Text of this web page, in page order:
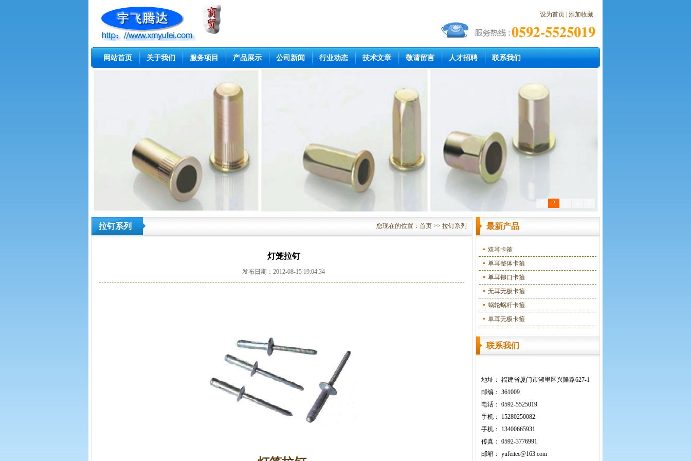
设为首页 添加收藏
网站首页 关于我们 服务项目 产品展示 公司新闻 行业动态 技术文章 敬请留言 人才招聘 联系我们
2
拉钉系列 您现在的位置： 首页 >> 拉钉系列
灯笼拉钉
发布日期：2012-08-15 19:04:34
最新产品
双耳卡箍
单耳整体卡箍
单耳铆口卡箍
无耳无极卡箍
蜗轮蜗杆卡箍
单耳无极卡箍
联系我们
地址： 福建省厦门市湖里区兴隆路627-1
邮编： 361009
电话： 0592-5525019
手机：
15280250082
手机：
13400665931
传真： 0592-3776991
邮箱： yufeitec@163.com